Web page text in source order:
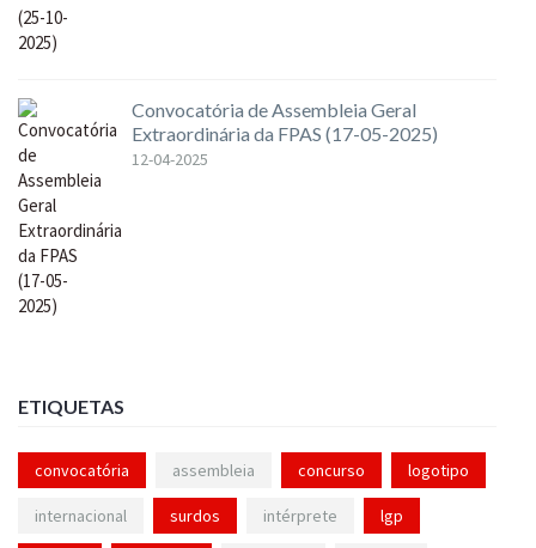
Convocatória de Assembleia Geral
Extraordinária da FPAS (17-05-2025)
12-04-2025
ETIQUETAS
convocatória assembleia concurso logotipo
internacional surdos intérprete lgp